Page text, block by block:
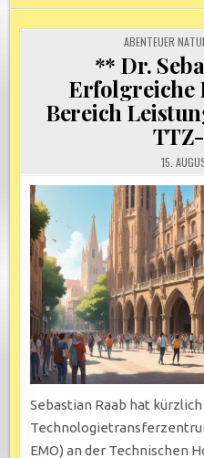
POSTED
IN
ABENTEUER
** Dr.
Erfolgreiche
Bereich
15.
Sebastian Raab hat
EMO) an der Technischen